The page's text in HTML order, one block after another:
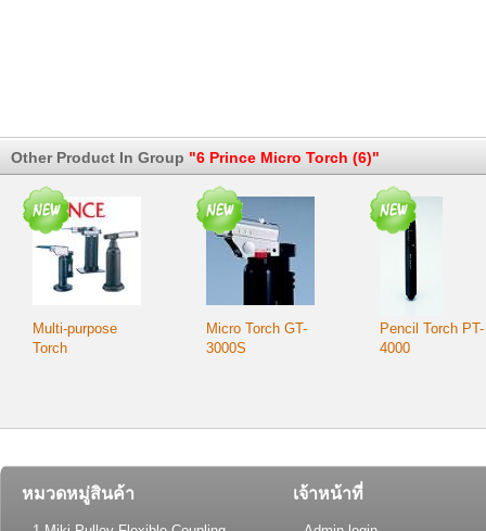
Other Product In Group "6 Prince Micro Torch (6)"
Multi-purpose
Torch
Micro Torch GT-
3000S
Pencil Torch PT-
4000
หมวดหมู่สินค้า เจ้าหน้าที่